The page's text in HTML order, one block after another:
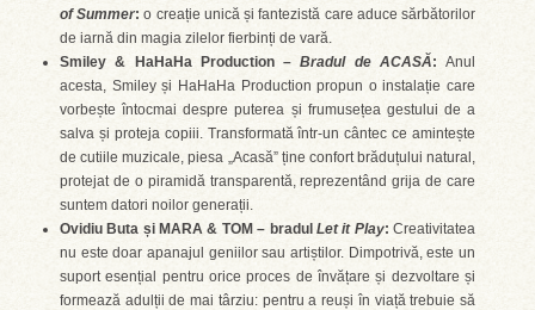
of Summer:o creație unică și fantezistă care aduce sărbătorilor
de iarnă din magia zilelor fierbinți de vară.
Smiley & HaHaHa Production –Bradul de ACASĂ: Anul
acesta, Smiley și HaHaHa Production propun o instalație care
vorbește întocmai despre puterea și frumusețea gestului de a
salva și proteja copiii. Transformată într-un cântec ce amintește
de cutiile muzicale, piesa „Acasă” ține confort brăduțului natural,
protejat de o piramidă transparentă, reprezentând grija de care
suntem datori noilor generații.
Ovidiu Buta și MARA & TOM – bradul Let it Play:Creativitatea
nu este doar apanajul geniilor sau artiștilor. Dimpotrivă, este un
suport esențial pentru orice proces de învățare și dezvoltare și
formează adulții de mai târziu: pentru a reuși în viață trebuie să